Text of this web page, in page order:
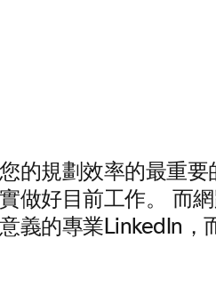
的規劃效率的最重要
做好目前工作。 而網
義的專業LinkedIn，